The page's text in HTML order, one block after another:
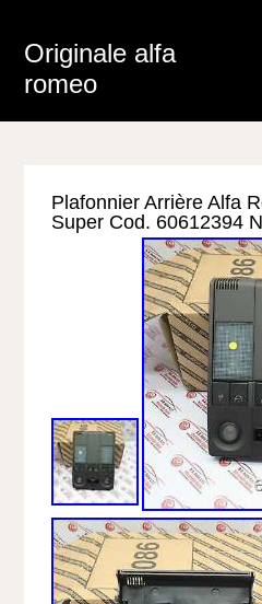
Originale alfa
romeo
Plafonnier Arrière Alfa
Super Cod. 60612394